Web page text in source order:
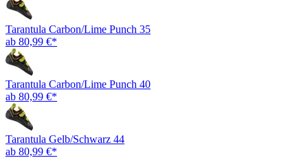
Tarantula Carbon/Lime Punch 35
ab 80,99 €*
Tarantula Carbon/Lime Punch 40
ab 80,99 €*
Tarantula Gelb/Schwarz 44
ab 80,99 €*